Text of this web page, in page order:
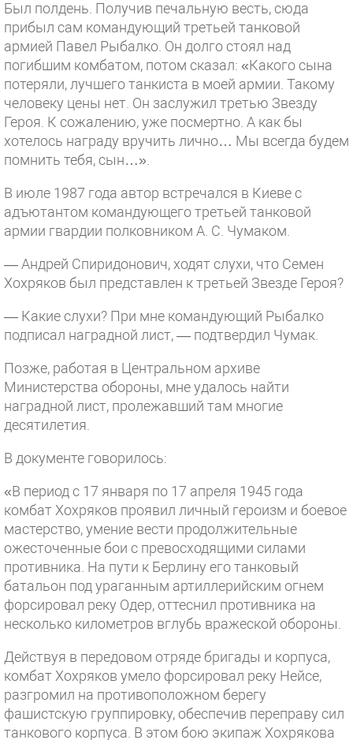
Был полдень. Получив печальную весть, сюда
прибыл сам командующий третьей танковой
армией Павел Рыбалко. Он долго стоял над
погибшим комбатом, потом сказал: «Какого сына
потеряли, лучшего танкиста в моей армии. Такому
человеку цены нет. Он заслужил третью Звезду
Героя. К сожалению, уже посмертно. А как бы
хотелось награду вручить лично… Мы всегда будем
помнить тебя, сын…».
В июле 1987 года автор встречался в Киеве с
адъютантом командующего третьей танковой
армии гвардии полковником А. С. Чумаком.
— Андрей Спиридонович, ходят слухи, что Семен
Хохряков был представлен к третьей Звезде Героя?
— Какие слухи? При мне командующий Рыбалко
подписал наградной лист, — подтвердил Чумак.
Позже, работая в Центральном архиве
Министерства обороны, мне удалось найти
наградной лист, пролежавший там многие
десятилетия.
В документе говорилось:
«В период с 17 января по 17 апреля 1945 года
комбат Хохряков проявил личный героизм и боевое
мастерство, умение вести продолжительные
ожесточенные бои с превосходящими силами
противника. На пути к Берлину его танковый
батальон под ураганным артиллерийским огнем
форсировал реку Одер, оттеснил противника на
несколько километров вглубь вражеской обороны.
Действуя в передовом отряде бригады и корпуса,
комбат Хохряков умело форсировал реку Нейсе,
разгромил на противоположном берегу
фашистскую группировку, обеспечив переправу сил
танкового корпуса. В этом бою экипаж Хохрякова